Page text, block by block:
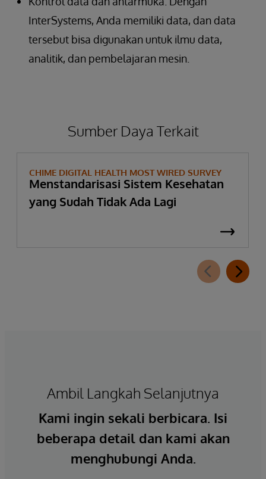
InterSystems, Anda memiliki data, dan data
tersebut bisa digunakan untuk ilmu data,
analitik, dan pembelajaran mesin.
Sumber Daya Terkait
CHIME DIGITAL HEALTH MOST WIRED SURVEY
Menstandarisasi Sistem Kesehatan
yang Sudah Tidak Ada Lagi
Ambil Langkah Selanjutnya
Kami ingin sekali berbicara. Isi
beberapa detail dan kami akan
menghubungi Anda.